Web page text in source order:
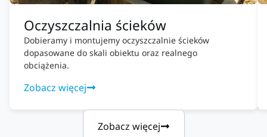
Oczyszczalnia ścieków
Dobieramy i montujemy oczyszczalnie ścieków
dopasowane do skali obiektu oraz realnego
obciążenia.
Zobacz więcej
Zobacz więcej